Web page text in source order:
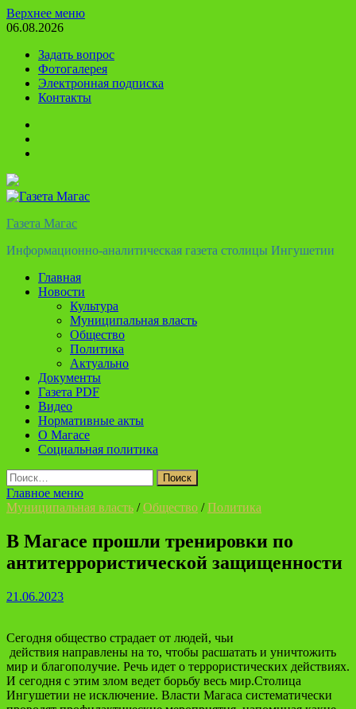
Перейти
к
Верхнее меню
06.08.2026
Задать вопрос
Фотогалерея
Электронная подписка
Контакты
Газета Магас
Информационно-аналитическая газета столицы Ингушетии
Главная
Новости
Культура
Муниципальная власть
Общество
Политика
Актуально
Документы
Газета PDF
Видео
Нормативные акты
О Магасе
Социальная политика
Найти:
Главное меню
Муниципальная власть /Общество /Политика
В Магасе прошли тренировки по
антитеррористической защищенности
21.06.2023
Сегодня общество страдает от людей, чьи
действия направлены на то, чтобы расшатать и уничтожить
мир и благополучие. Речь идет о террористических действиях.
И сегодня с этим злом ведет борьбу весь мир.Столица
Ингушетии не исключение. Власти Магаса систематически